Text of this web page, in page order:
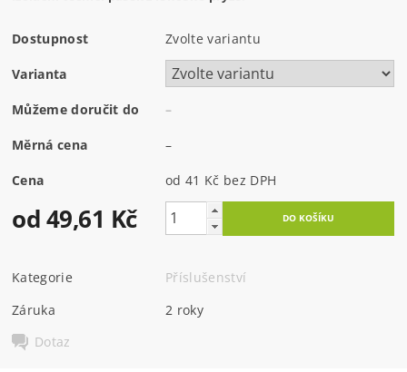
Dostupnost Zvolte variantu
Varianta
Můžeme doručit do –
Měrná cena –
Cena od 41 Kč bez DPH
od 49,61 Kč
Kategorie
Příslušenství
Záruka
2 roky
Dotaz